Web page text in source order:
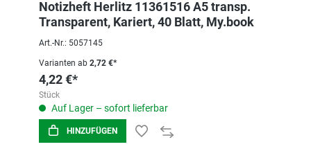
Notizheft Herlitz 11361516 A5 transp.
Transparent, Kariert, 40 Blatt, My.book
Art.-Nr.: 5057145
Varianten ab 2,72 €*
4,22 €*
Stück
Auf Lager – sofort lieferbar
HINZUFÜGEN